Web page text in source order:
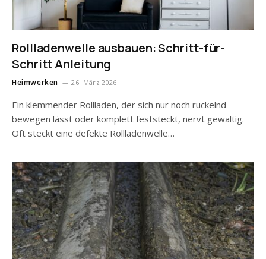
Rollladenwelle ausbauen: Schritt-für-
Schritt Anleitung
Heimwerken 26. März 2026
Ein klemmender Rollladen, der sich nur noch ruckelnd
bewegen lässt oder komplett feststeckt, nervt gewaltig.
Oft steckt eine defekte Rollladenwelle…